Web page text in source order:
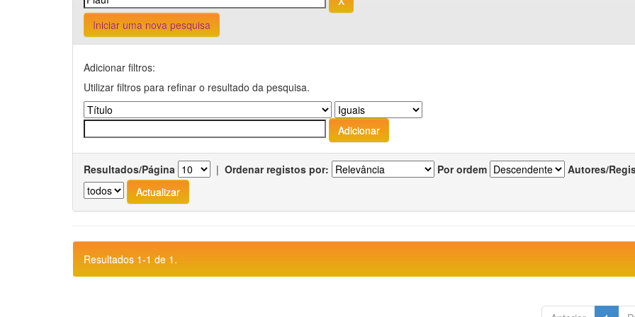
Iniciar uma nova pesquisa
Adicionar filtros:
Utilizar filtros para refinar o resultado da pesquisa.
Resultados/Página | Ordenar registos por: Por ordem Autores/
Resultados 1-1 de 1.